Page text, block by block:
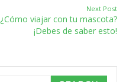
Next Post
¿Cómo viajar con tu mascota?
¡Debes de saber esto!